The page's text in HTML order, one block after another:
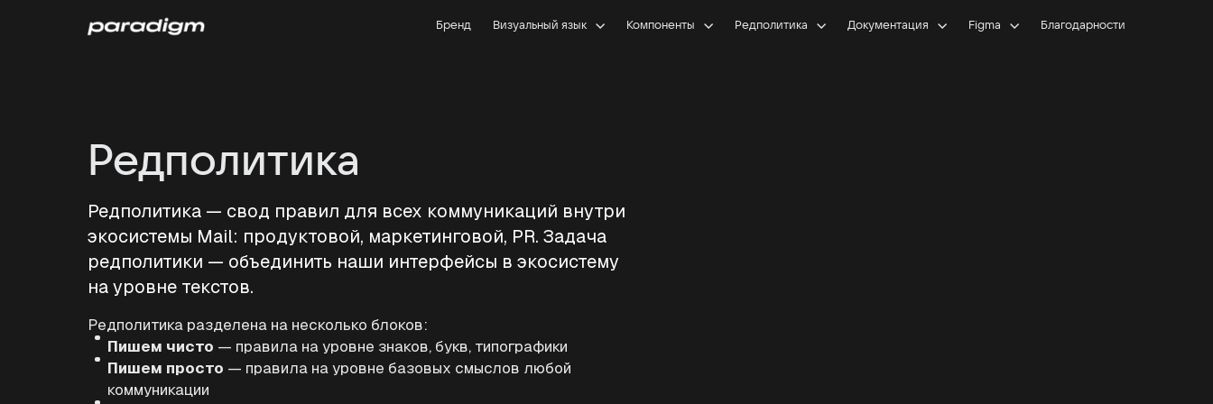
Бренд Визуальный язык Компоненты Редполитика Документация Figma Благодарности
Редполитика
Редполитика — свод правил для всех коммуникаций внутри
экосистемы Mail: продуктовой, маркетинговой, PR. Задача
редполитики — объединить наши интерфейсы в экосистему
на уровне текстов.
Редполитика разделена на несколько блоков:
Пишем чисто — правила на уровне знаков, букв, типографики
Пишем просто — правила на уровне базовых смыслов любой
коммуникации